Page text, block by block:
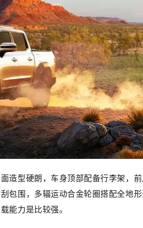
造型硬朗，车身顶部配备行李架，
包围，多辐运动合金轮圈搭配全地
能力是比较强。